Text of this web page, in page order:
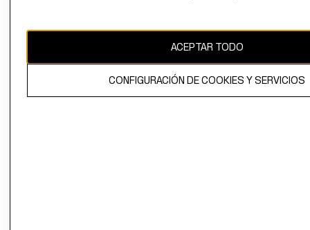
CAMBIAR REGIÓN
ACEPTAR TODO
CONFIGURACIÓN DE COOKIES Y SERVICIOS